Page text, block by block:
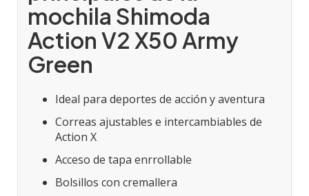
mochila Shimoda
Action V2 X50 Army
Green
Ideal para deportes de acción y aventura
Correas ajustables e intercambiables de
Action X
Acceso de tapa enrrollable
Bolsillos con cremallera